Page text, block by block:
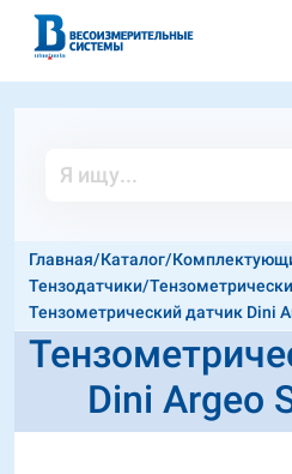
Главная/Каталог/
Тензодатчики/
Тензометрический датчик Dini
Dini Argeo